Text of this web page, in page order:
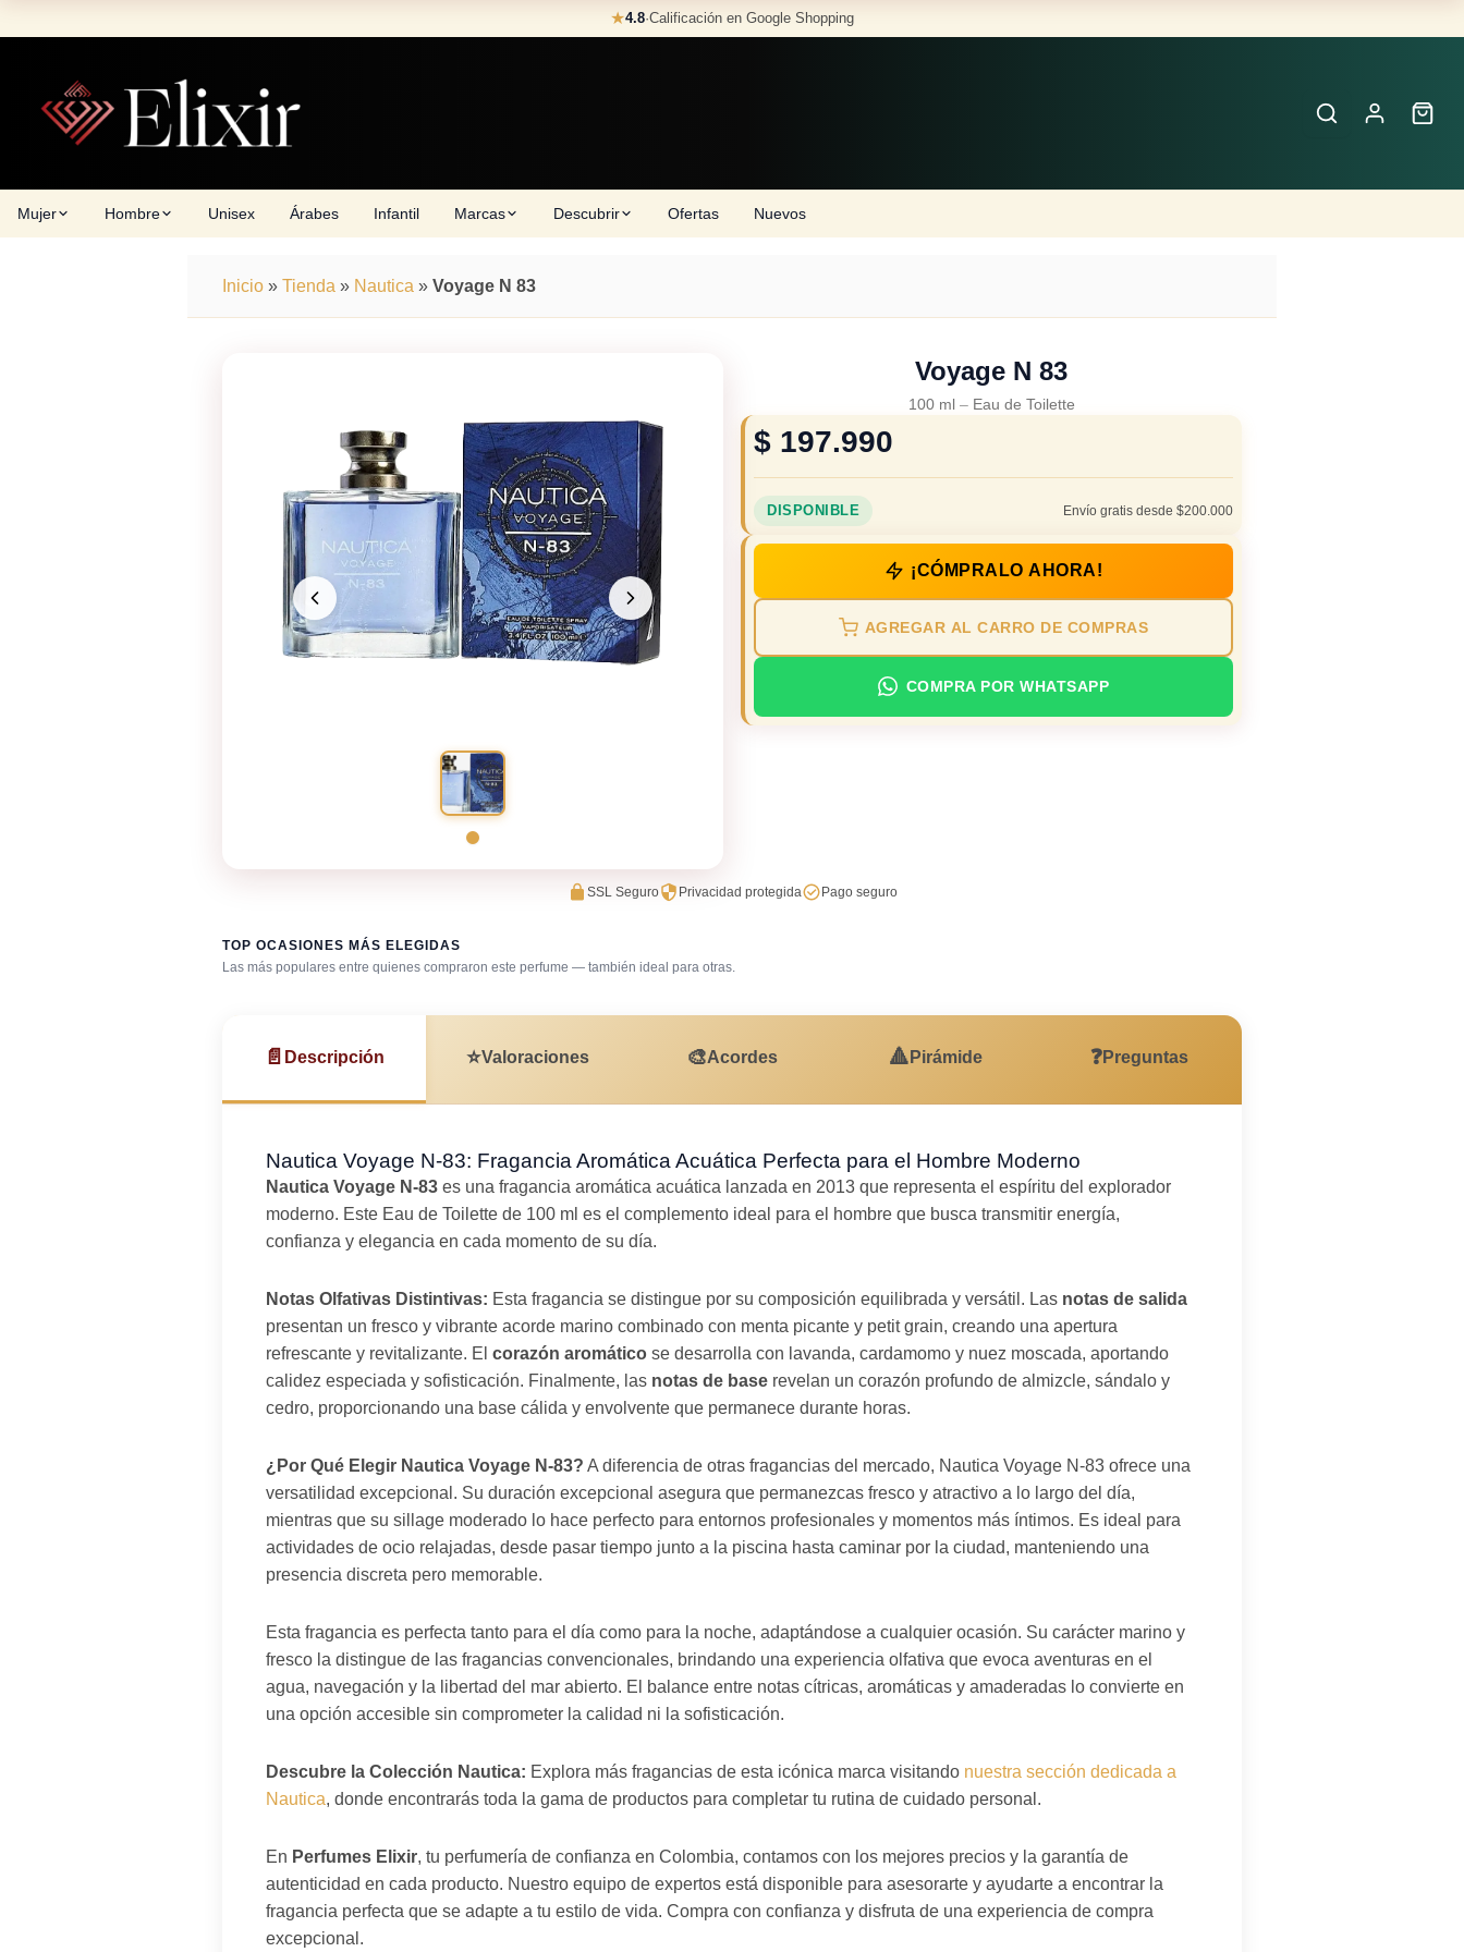
to
★4.8·Calificación en Google Shopping
Mujer Hombre Unisex Árabes Infantil Marcas Descubrir Ofertas Nuevos
Inicio » Tienda » Nautica » Voyage N 83
Voyage N 83
100 ml – Eau de Toilette
$ 197.990
DISPONIBLE Envío gratis desde $200.000
¡CÓMPRALO AHORA!
AGREGAR AL CARRO DE COMPRAS
COMPRA POR WHATSAPP
SSL Seguro Privacidad protegida Pago seguro
TOP OCASIONES MÁS ELEGIDAS
Las más populares entre quienes compraron este perfume — también ideal para otras.
Después de la ducha Errands / vueltas
📄 Descripción ⭐Valoraciones 🎨Acordes 🔺 Pirámide ❓Preguntas
Nautica Voyage N-83: Fragancia Aromática Acuática Perfecta para el Hombre Moderno
Nautica Voyage N-83 es una fragancia aromática acuática lanzada en 2013 que representa el espíritu del explorador
moderno. Este Eau de Toilette de 100 ml es el complemento ideal para el hombre que busca transmitir energía,
confianza y elegancia en cada momento de su día.
Notas Olfativas Distintivas: Esta fragancia se distingue por su composición equilibrada y versátil. Las notas de salida
presentan un fresco y vibrante acorde marino combinado con menta picante y petit grain, creando una apertura
refrescante y revitalizante. El corazón aromático se desarrolla con lavanda, cardamomo y nuez moscada, aportando
calidez especiada y sofisticación. Finalmente, las notas de base revelan un corazón profundo de almizcle, sándalo y
cedro, proporcionando una base cálida y envolvente que permanece durante horas.
¿Por Qué Elegir Nautica Voyage N-83? A diferencia de otras fragancias del mercado, Nautica Voyage N-83 ofrece una
versatilidad excepcional. Su duración excepcional asegura que permanezcas fresco y atractivo a lo largo del día,
mientras que su sillage moderado lo hace perfecto para entornos profesionales y momentos más íntimos. Es ideal para
actividades de ocio relajadas, desde pasar tiempo junto a la piscina hasta caminar por la ciudad, manteniendo una
presencia discreta pero memorable.
Esta fragancia es perfecta tanto para el día como para la noche, adaptándose a cualquier ocasión. Su carácter marino y
fresco la distingue de las fragancias convencionales, brindando una experiencia olfativa que evoca aventuras en el
agua, navegación y la libertad del mar abierto. El balance entre notas cítricas, aromáticas y amaderadas lo convierte en
una opción accesible sin comprometer la calidad ni la sofisticación.
Descubre la Colección Nautica: Explora más fragancias de esta icónica marca visitando nuestra sección dedicada a
Nautica, donde encontrarás toda la gama de productos para completar tu rutina de cuidado personal.
En Perfumes Elixir, tu perfumería de confianza en Colombia, contamos con los mejores precios y la garantía de
autenticidad en cada producto. Nuestro equipo de expertos está disponible para asesorarte y ayudarte a encontrar la
fragancia perfecta que se adapte a tu estilo de vida. Compra con confianza y disfruta de una experiencia de compra
excepcional.